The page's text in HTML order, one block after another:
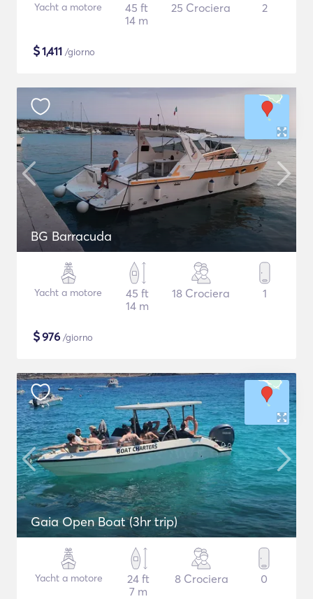
Yacht a motore
45 ft
14 m
25 Crociera 2
$1,411 /giorno
BG Barracuda
Yacht a motore
45 ft
14 m
18 Crociera 1
$976 /giorno
Gaia Open Boat (3hr trip)
Yacht a motore
24 ft
7 m
8 Crociera 0